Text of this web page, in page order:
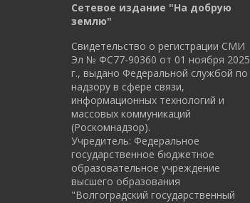
Сетевое издание "На добрую
землю"
Свидетельство о регистрации СМИ
Эл № ФС77-90360 от 01 ноября 2025
г., выдано Федеральной службой по
надзору в сфере связи,
информационных технологий и
массовых коммуникаций
(Роскомнадзор).
Учредитель: Федеральное
государственное бюджетное
образовательное учреждение
высшего образования
"Волгоградский государственный